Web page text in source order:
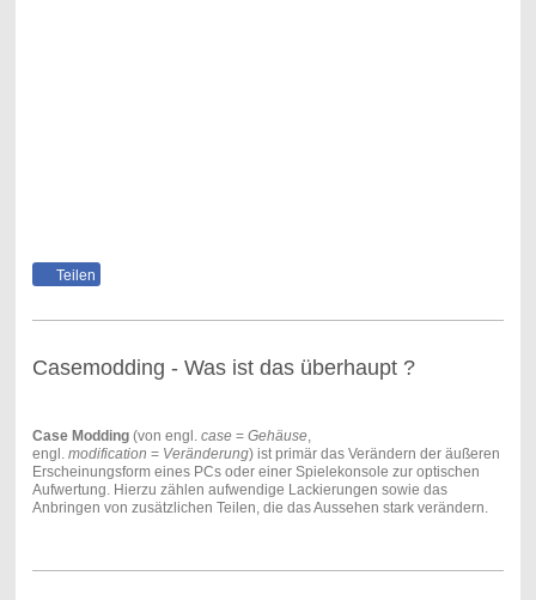
Teilen
Casemodding - Was ist das überhaupt ?
Case Modding(von engl. case= Gehäuse,
engl. modification = Veränderung) ist primär das Verändern der äußeren
Erscheinungsform eines PCs oder einer Spielekonsole zur optischen
Aufwertung. Hierzu zählen aufwendige Lackierungen sowie das
Anbringen von zusätzlichen Teilen, die das Aussehen stark verändern.